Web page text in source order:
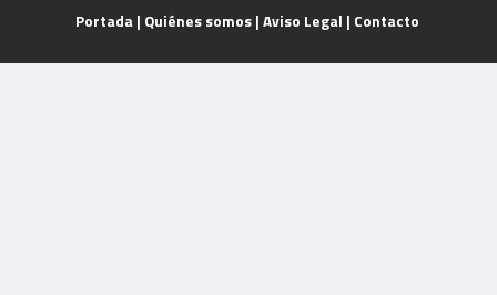
Portada | Quiénes somos| Aviso Legal | Contacto